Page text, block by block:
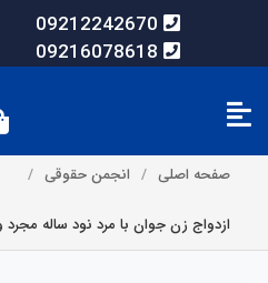
09212242670
09216078618
صفحه اصلی انجمن حقوقی
ازدواج زن جوان با مرد نود ساله